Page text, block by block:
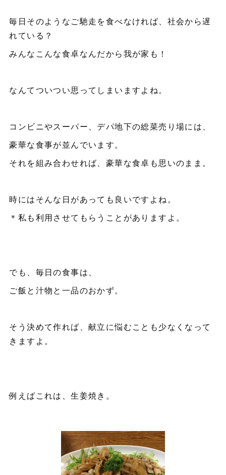
毎日そのようなご馳走を食べなければ、社会から遅
れている？
みんなこんな食卓なんだから我が家も！
なんてついつい思ってしまいますよね。
コンビニやスーパー、デパ地下の総菜売り場には、
豪華な食事が並んでいます。
それを組み合わせれば、豪華な食卓も思いのまま。
時にはそんな日があっても良いですよね。
＊私も利用させてもらうことがありますよ。
でも、毎日の食事は、
ご飯と汁物と一品のおかず。
そう決めて作れば、献立に悩むことも少なくなって
きますよ。
例えばこれは、生姜焼き。